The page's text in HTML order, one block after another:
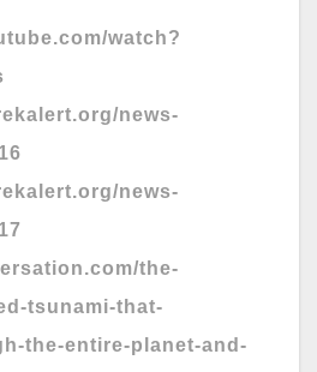
watch?
news-
news-
the-
tsunami-that-
the-entire-planet-and-